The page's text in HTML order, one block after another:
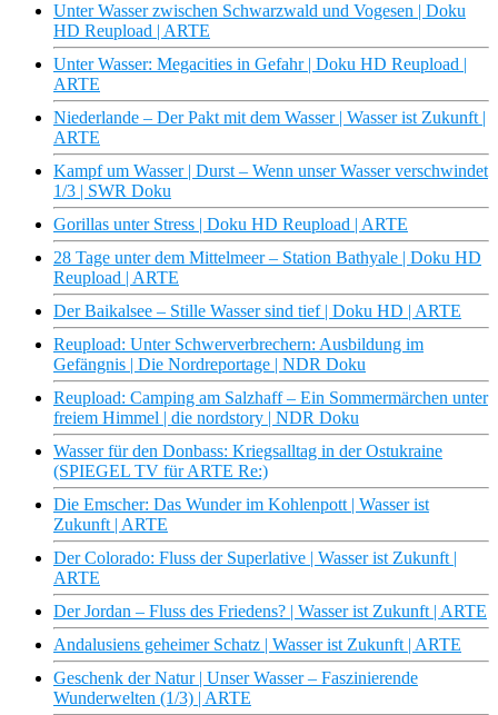
Unter Wasser zwischen Schwarzwald und Vogesen | Doku
HD Reupload | ARTE
Unter Wasser: Megacities in Gefahr | Doku HD Reupload |
ARTE
Niederlande – Der Pakt mit dem Wasser | Wasser ist Zukunft |
ARTE
Kampf um Wasser | Durst – Wenn unser Wasser verschwindet
1/3 | SWR Doku
Gorillas unter Stress | Doku HD Reupload | ARTE
28 Tage unter dem Mittelmeer – Station Bathyale | Doku HD
Reupload | ARTE
Der Baikalsee – Stille Wasser sind tief | Doku HD | ARTE
Reupload: Unter Schwerverbrechern: Ausbildung im
Gefängnis | Die Nordreportage | NDR Doku
Reupload: Camping am Salzhaff – Ein Sommermärchen unter
freiem Himmel | die nordstory | NDR Doku
Wasser für den Donbass: Kriegsalltag in der Ostukraine
(SPIEGEL TV für ARTE Re:)
Die Emscher: Das Wunder im Kohlenpott | Wasser ist
Zukunft | ARTE
Der Colorado: Fluss der Superlative | Wasser ist Zukunft |
ARTE
Der Jordan – Fluss des Friedens? | Wasser ist Zukunft | ARTE
Andalusiens geheimer Schatz | Wasser ist Zukunft | ARTE
Geschenk der Natur | Unser Wasser – Faszinierende
Wunderwelten (1/3) | ARTE